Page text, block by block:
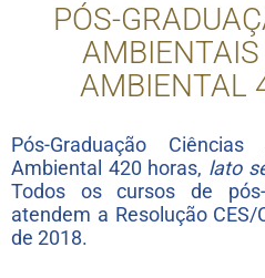
PÓS-
AMBIENTAL
Pós-Graduação
Ambiental 420 horas, lato
Todos os cursos de
atendem a Resolução CES/
de 2018.